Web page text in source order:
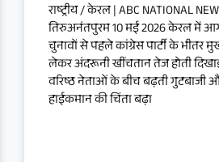
राष्ट्रीय / केरल | ABC NATIONAL
तिरुअनंतपुरम 10 मई 2026 केरल में
चुनावों से पहले कांग्रेस पार्टी के भीतर
लेकर अंदरूनी खींचतान तेज होती दिखाई
वरिष्ठ नेताओं के बीच बढ़ती गुटबाजी
हाईकमान की चिंता बढ़ा